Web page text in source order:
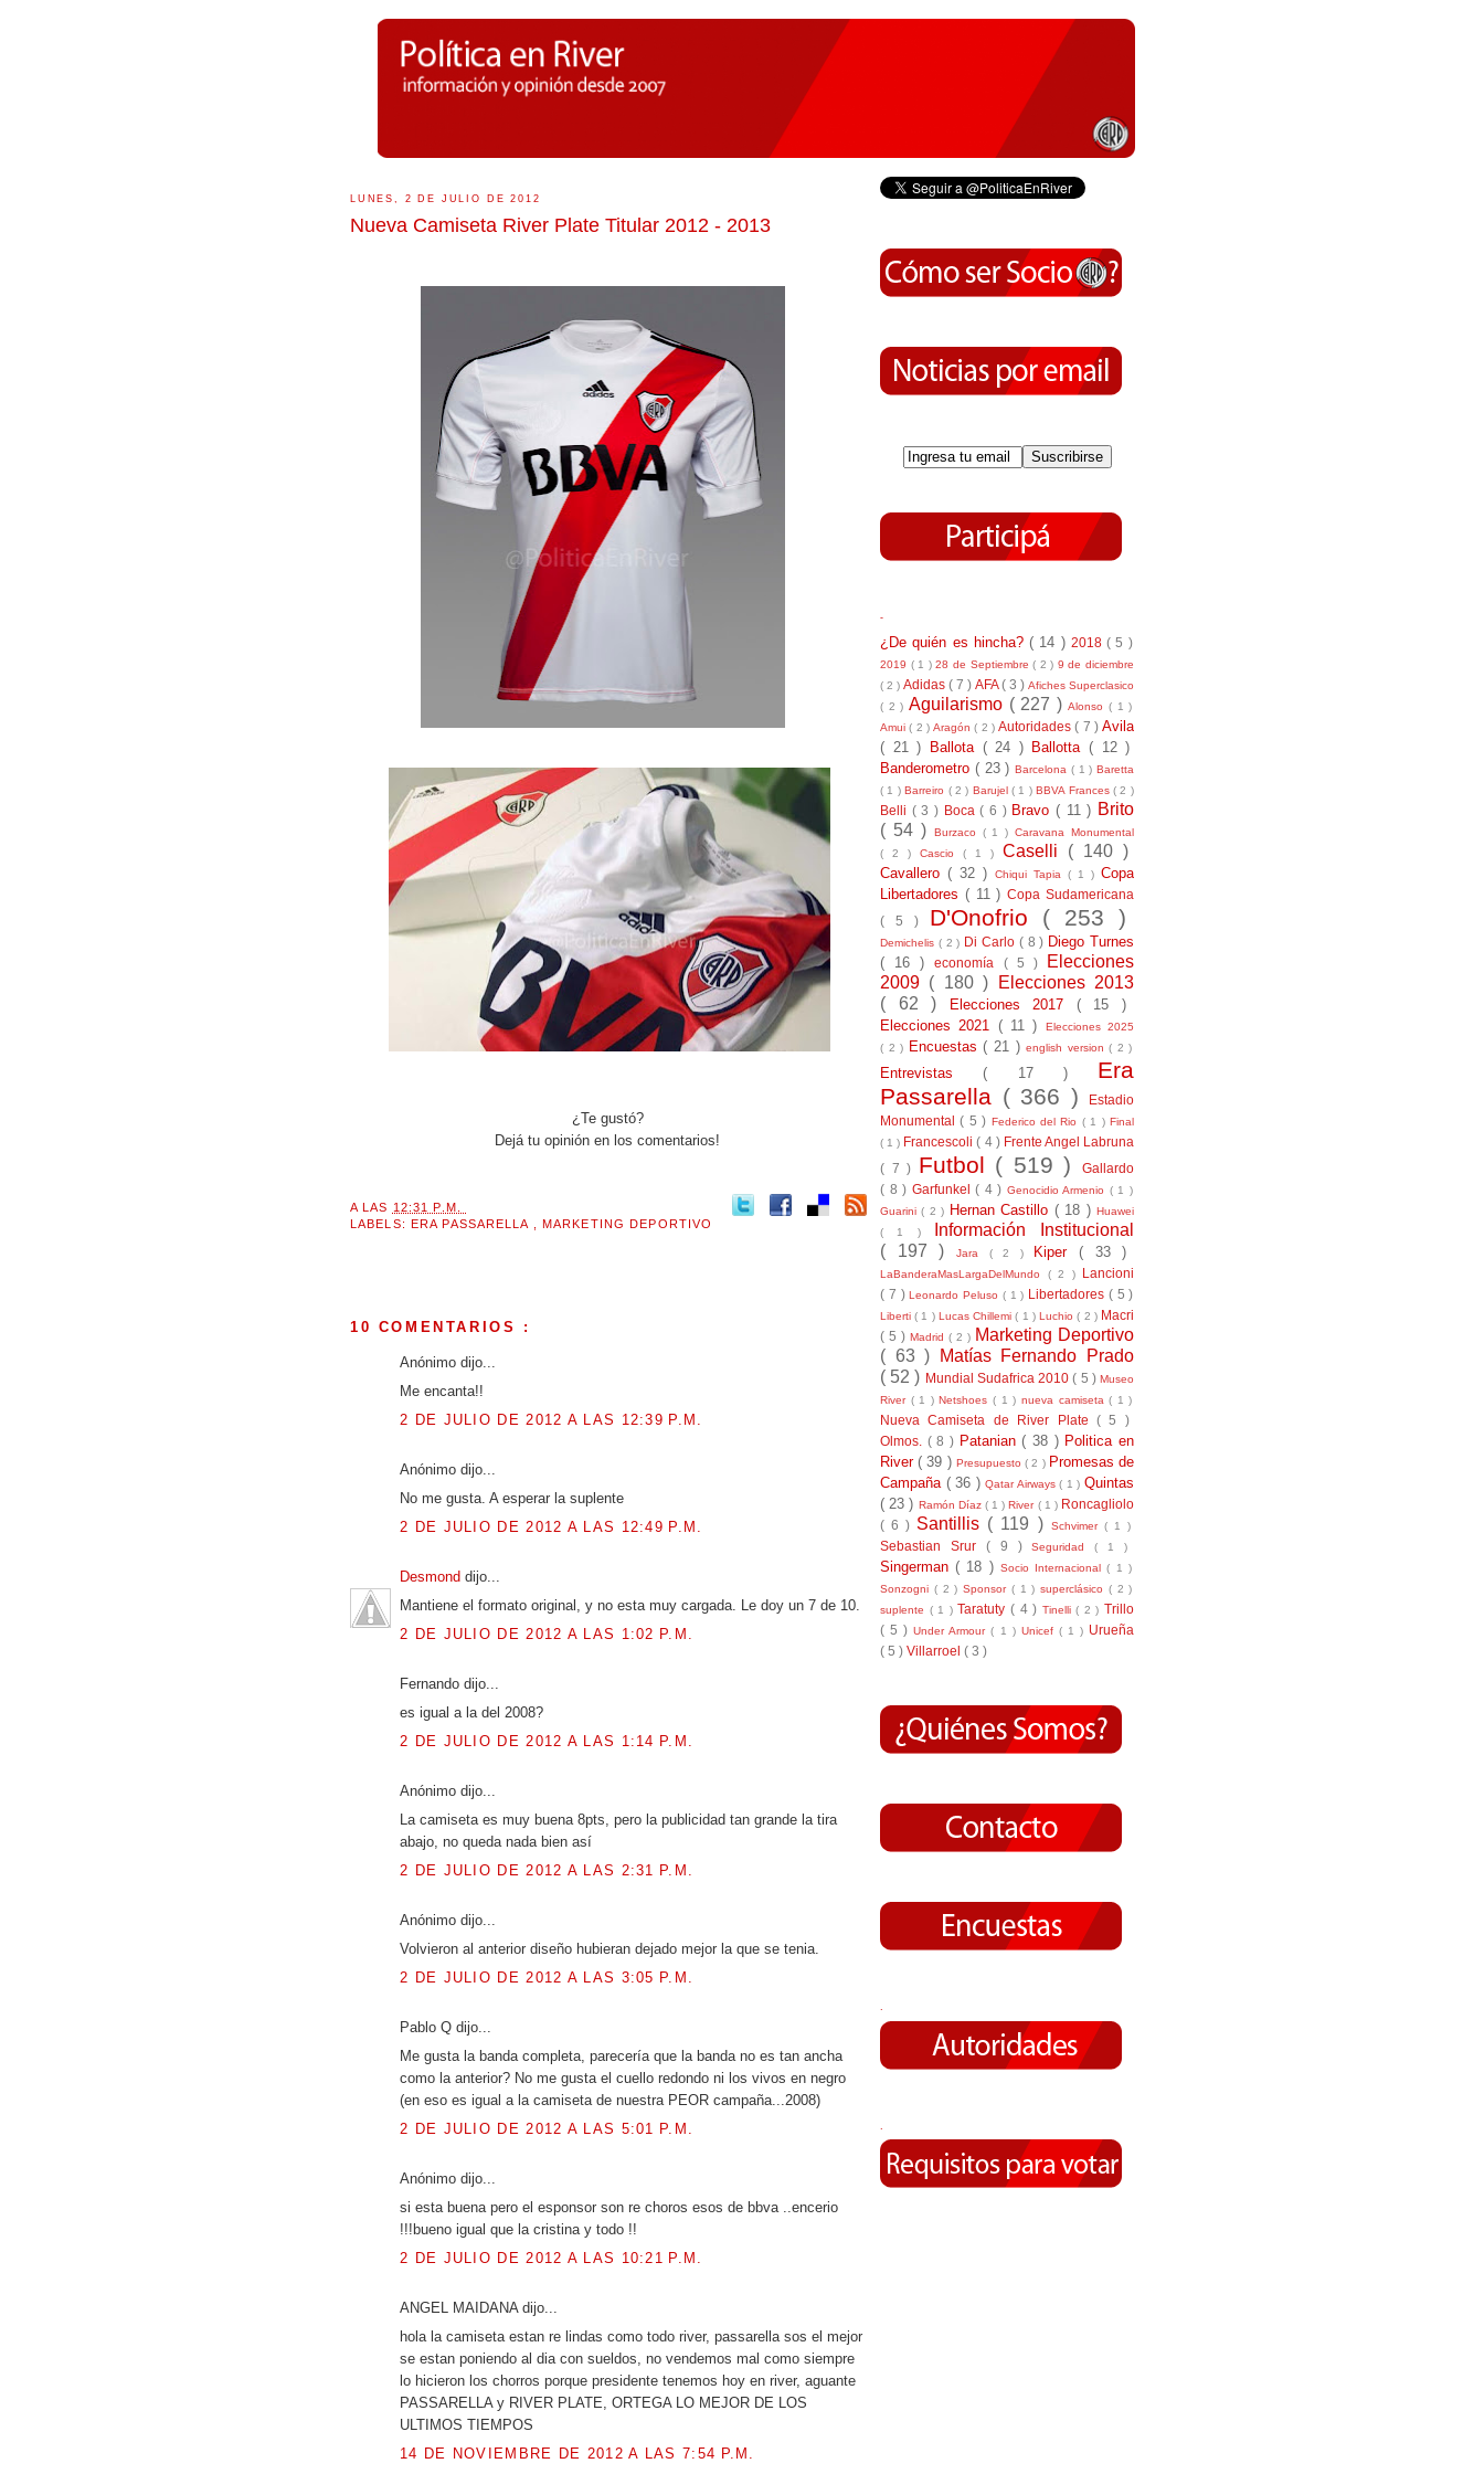
LUNES, 2 DE JULIO DE 2012
Nueva Camiseta River Plate Titular 2012 - 2013
¿Te gustó?
Dejá tu opinión en los comentarios!
A LAS 12:31 P.M.
LABELS: ERA PASSARELLA MARKETING DEPORTIVO
10 COMENTARIOS :
Anónimo dijo...
Me encanta!!
2 DE JULIO DE 2012 A LAS 12:39 P.M.
Anónimo dijo...
No me gusta. A esperar la suplente
2 DE JULIO DE 2012 A LAS 12:49 P.M.
Desmond dijo...
Mantiene el formato original, y no esta muy cargada. Le doy un 7 de 10.
2 DE JULIO DE 2012 A LAS 1:02 P.M.
Fernando dijo...
es igual a la del 2008?
2 DE JULIO DE 2012 A LAS 1:14 P.M.
Anónimo dijo...
La camiseta es muy buena 8pts, pero la publicidad tan grande la tira
abajo, no queda nada bien así
2 DE JULIO DE 2012 A LAS 2:31 P.M.
Anónimo dijo...
Volvieron al anterior diseño hubieran dejado mejor la que se tenia.
2 DE JULIO DE 2012 A LAS 3:05 P.M.
Pablo Q dijo...
Me gusta la banda completa, parecería que la banda no es tan ancha
como la anterior? No me gusta el cuello redondo ni los vivos en negro
(en eso es igual a la camiseta de nuestra PEOR campaña...2008)
2 DE JULIO DE 2012 A LAS 5:01 P.M.
Anónimo dijo...
si esta buena pero el esponsor son re choros esos de bbva ..encerio
!!!bueno igual que la cristina y todo !!
2 DE JULIO DE 2012 A LAS 10:21 P.M.
ANGEL MAIDANA dijo...
hola la camiseta estan re lindas como todo river, passarella sos el mejor
se estan poniendo al dia con sueldos, no vendemos mal como siempre
lo hicieron los chorros porque presidente tenemos hoy en river, aguante
PASSARELLA y RIVER PLATE, ORTEGA LO MEJOR DE LOS
ULTIMOS TIEMPOS
14 DE NOVIEMBRE DE 2012 A LAS 7:54 P.M.
-
¿De quién es hincha?( 14 ) 2018( 5 )
2019 ( 1 )28 de Septiembre( 2 ) 9 de diciembre
( 2 ) Adidas ( 7 ) AFA( 3 ) Afiches Superclasico
( 2 ) Aguilarismo ( 227 )Alonso( 1 )
Amui( 2 ) Aragón( 2 ) Autoridades( 7 ) Avila
( 21 )
Ballota ( 24 ) Ballotta( 12 )
Banderometro ( 23 ) Barcelona ( 1 ) Baretta
( 1 )Barreiro ( 2 ) Barujel ( 1 )BBVA Frances ( 2 )
Belli ( 3 ) Boca( 6 ) Bravo( 11 ) Brito
( 54 )
Burzaco ( 1 )Caravana Monumental
( 2 ) Cascio ( 1 ) Caselli ( 140 )
Cavallero ( 32 ) Chiqui Tapia ( 1 ) Copa
Libertadores ( 11 )Copa Sudamericana
( 5 ) D'Onofrio ( 253 )
Demichelis ( 2 ) Di Carlo ( 8 ) Diego Turnes
( 16 )economía ( 5 )
Elecciones
2009 ( 180 )
Elecciones 2013
( 62 )
Elecciones 2017 ( 15 )
Elecciones 2021 ( 11 )
Elecciones 2025
( 2 )
Encuestas( 21 )english version( 2 )
Entrevistas( 17 ) Era
Passarella ( 366 )
Estadio
Monumental( 5 ) Federico del Rio ( 1 )Final
( 1 ) Francescoli( 4 ) Frente Angel Labruna
( 7 ) Futbol ( 519 )Gallardo
( 8 ) Garfunkel ( 4 ) Genocidio Armenio ( 1 )
Guarini( 2 ) Hernan Castillo ( 18 )Huawei
( 1 )
Información Institucional
( 197 )
Jara ( 2 ) Kiper( 33 )
LaBanderaMasLargaDelMundo ( 2 ) Lancioni
( 7 )Leonardo Peluso ( 1 ) Libertadores ( 5 )
Liberti( 1 ) Lucas Chillemi( 1 )Luchio( 2 ) Macri
( 5 ) Madrid ( 2 ) Marketing Deportivo
( 63 )
Matías Fernando Prado
( 52 ) Mundial Sudafrica 2010( 5 )Museo
River ( 1 )Netshoes( 1 ) nueva camiseta( 1 )
Nueva Camiseta de River Plate ( 5 )
Olmos. ( 8 ) Patanian( 38 ) Politica en
River( 39 ) Presupuesto( 2 ) Promesas de
Campaña ( 36 )Qatar Airways( 1 )Quintas
( 23 ) Ramón Díaz ( 1 )River ( 1 ) Roncagliolo
( 6 ) Santillis ( 119 ) Schvimer ( 1 )
Sebastian Srur ( 9 )Seguridad( 1 )
Singerman( 18 ) Socio Internacional( 1 )
Sonzogni ( 2 ) Sponsor ( 1 ) superclásico ( 2 )
suplente ( 1 ) Taratuty ( 4 ) Tinelli( 2 ) Trillo
( 5 )Under Armour( 1 ) Unicef ( 1 ) Urueña
( 5 ) Villarroel ( 3 )